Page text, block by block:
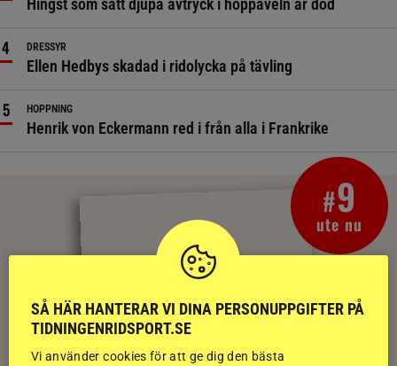
Hingst som satt djupa avtryck i hoppaveln är död
DRESSYR
Ellen Hedbys skadad i ridolycka på tävling
HOPPNING
Henrik von Eckermann red i från alla i Frankrike
#9
ute nu
SÅ HÄR HANTERAR VI DINA PERSONUPPGIFTER PÅ
TIDNINGENRIDSPORT.SE
Vi använder cookies för att ge dig den bästa